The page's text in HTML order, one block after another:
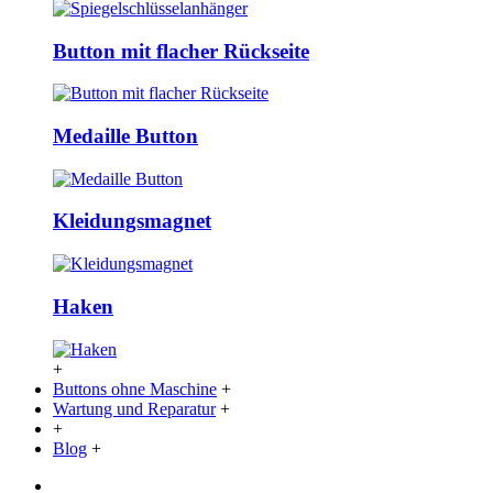
Button mit flacher Rückseite
Medaille Button
Kleidungsmagnet
Haken
+
Buttons ohne Maschine +
Wartung und Reparatur +
+
Blog +